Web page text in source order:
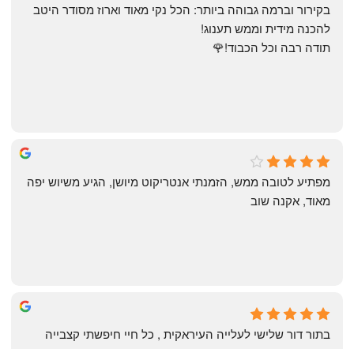
michal gottfried
4 months ago
להכנה מידית וממש תענוג!
תודה רבה וכל הכבוד!🌹
שי
4 months ago
מאוד, אקנה שוב